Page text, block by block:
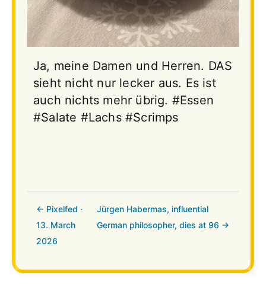
Ja, meine Damen und Herren. DAS
sieht nicht nur lecker aus. Es ist
auch nichts mehr übrig. #Essen
#Salate #Lachs #Scrimps
← Pixelfed ·
13. March
2026
Jürgen Habermas, influential
German philosopher, dies at 96 →